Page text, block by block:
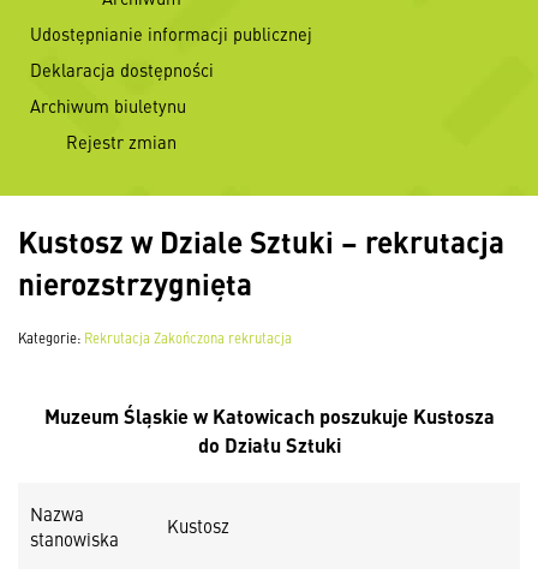
Udostępnianie informacji publicznej
Deklaracja dostępności
Archiwum biuletynu
Rejestr zmian
Kustosz w Dziale Sztuki – rekrutacja
nierozstrzygnięta
Kategorie: Rekrutacja Zakończona rekrutacja
Muzeum Śląskie w Katowicach poszukuje Kustosza
do Działu Sztuki
Nazwa
stanowiska
Kustosz